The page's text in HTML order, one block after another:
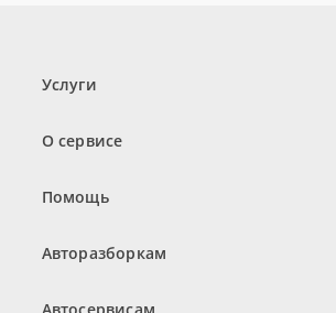
Услуги
О сервисе
Помощь
Авторазборкам